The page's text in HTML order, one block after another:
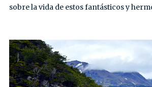
sobre la vida de estos fantásticos y